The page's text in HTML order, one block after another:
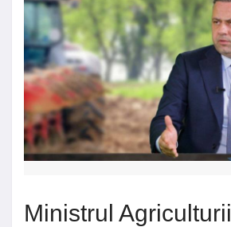
Ministrul Agriculturii